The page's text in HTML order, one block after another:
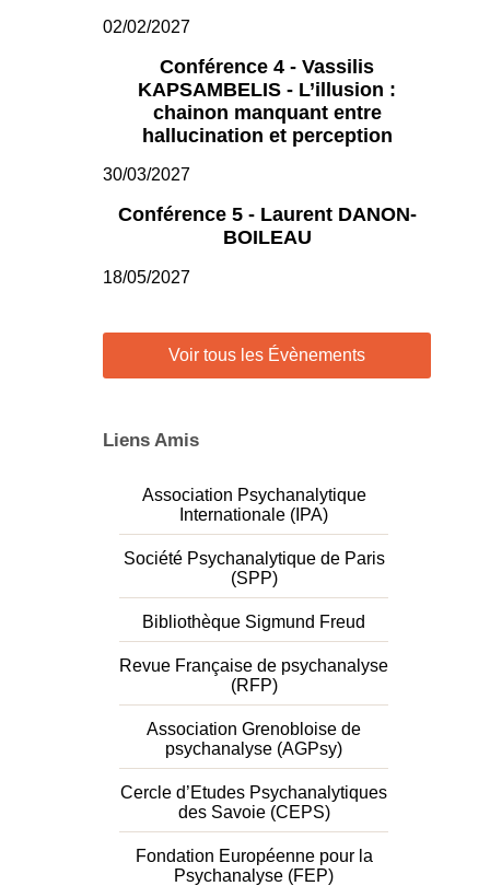
02/02/2027
Conférence 4 - Vassilis
KAPSAMBELIS - L’illusion :
chainon manquant entre
hallucination et perception
30/03/2027
Conférence 5 - Laurent DANON-
BOILEAU
18/05/2027
Voir tous les Évènements
Liens Amis
Association Psychanalytique
Internationale (IPA)
Société Psychanalytique de Paris
(SPP)
Bibliothèque Sigmund Freud
Revue Française de psychanalyse
(RFP)
Association Grenobloise de
psychanalyse (AGPsy)
Cercle d’Etudes Psychanalytiques
des Savoie (CEPS)
Fondation Européenne pour la
Psychanalyse (FEP)